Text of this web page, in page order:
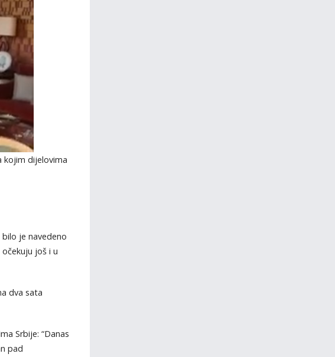
kojim dijelovima
bilo je navedeno
još i u
dva sata
Srbije: “Danas
pad